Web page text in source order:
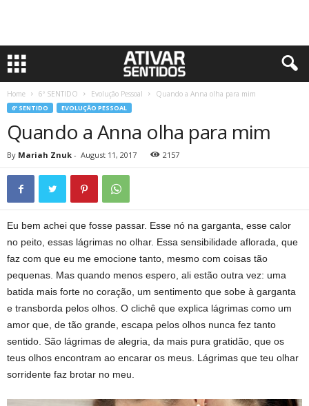
Home 6º SENTIDO Evolução Pessoal Quando a Anna olha para mim
6º SENTIDO EVOLUÇÃO PESSOAL
Quando a Anna olha para mim
By Mariah Znuk - August 11, 2017 2157
Eu bem achei que fosse passar. Esse nó na garganta, esse calor
no peito, essas lágrimas no olhar. Essa sensibilidade aflorada, que
faz com que eu me emocione tanto, mesmo com coisas tão
pequenas. Mas quando menos espero, ali estão outra vez: uma
batida mais forte no coração, um sentimento que sobe à garganta
e transborda pelos olhos. O clichê que explica lágrimas como um
amor que, de tão grande, escapa pelos olhos nunca fez tanto
sentido. São lágrimas de alegria, da mais pura gratidão, que os
teus olhos encontram ao encarar os meus. Lágrimas que teu olhar
sorridente faz brotar no meu.